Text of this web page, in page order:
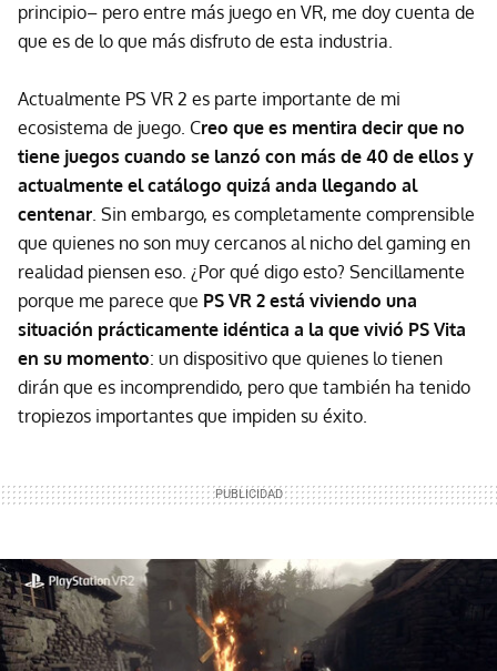
principio– pero entre más juego en VR, me doy cuenta de
que es de lo que más disfruto de esta industria.
Actualmente PS VR 2 es parte importante de mi
ecosistema de juego. Creo que es mentira decir que no
tiene juegos cuando se lanzó con más de 40 de ellos y
actualmente el catálogo quizá anda llegando al
centenar. Sin embargo, es completamente comprensible
que quienes no son muy cercanos al nicho del gaming en
realidad piensen eso. ¿Por qué digo esto? Sencillamente
porque me parece que PS VR 2 está viviendo una
situación prácticamente idéntica a la que vivió PS Vita
en su momento: un dispositivo que quienes lo tienen
dirán que es incomprendido, pero que también ha tenido
tropiezos importantes que impiden su éxito.